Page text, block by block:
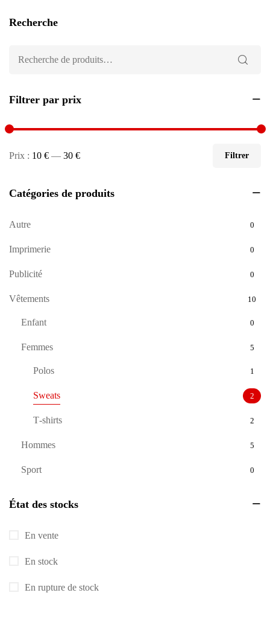
Recherche
Filtrer par prix
Filtrer
Prix : 10 € — 30 €
Catégories de produits
Autre 0
Imprimerie 0
Publicité 0
Vêtements 10
Enfant 0
Femmes 5
Polos 1
Sweats 2
T‑shirts 2
Hommes 5
Sport 0
État des stocks
En vente
En stock
En rupture de stock